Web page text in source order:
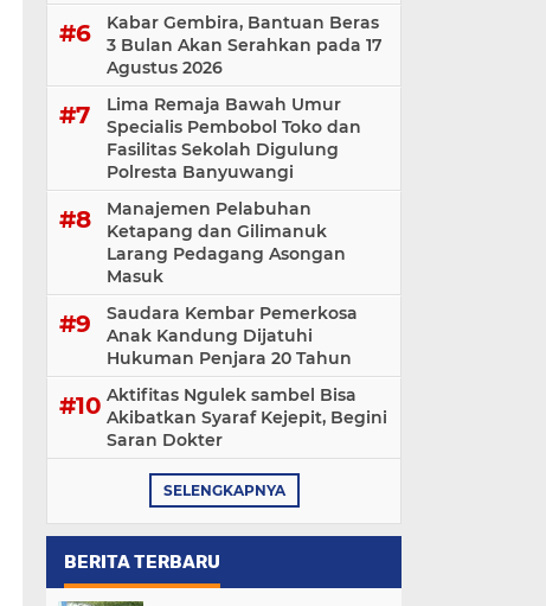
Kabar Gembira, Bantuan Beras
3 Bulan Akan Serahkan pada 17
Agustus 2026
Lima Remaja Bawah Umur
Specialis Pembobol Toko dan
Fasilitas Sekolah Digulung
Polresta Banyuwangi
Manajemen Pelabuhan
Ketapang dan Gilimanuk
Larang Pedagang Asongan
Masuk
Saudara Kembar Pemerkosa
Anak Kandung Dijatuhi
Hukuman Penjara 20 Tahun
Aktifitas Ngulek sambel Bisa
Akibatkan Syaraf Kejepit, Begini
Saran Dokter
SELENGKAPNYA
BERITA TERBARU